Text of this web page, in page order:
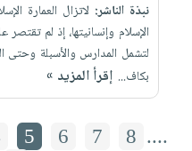
نبذة الناشر: لاتزال العمارة
الإسلام وإنسانيتها، إذ لم
لتشمل المدارس والأسبلة وحتى
بكاف... إقرأ المزيد »
5 6 7 8 ....